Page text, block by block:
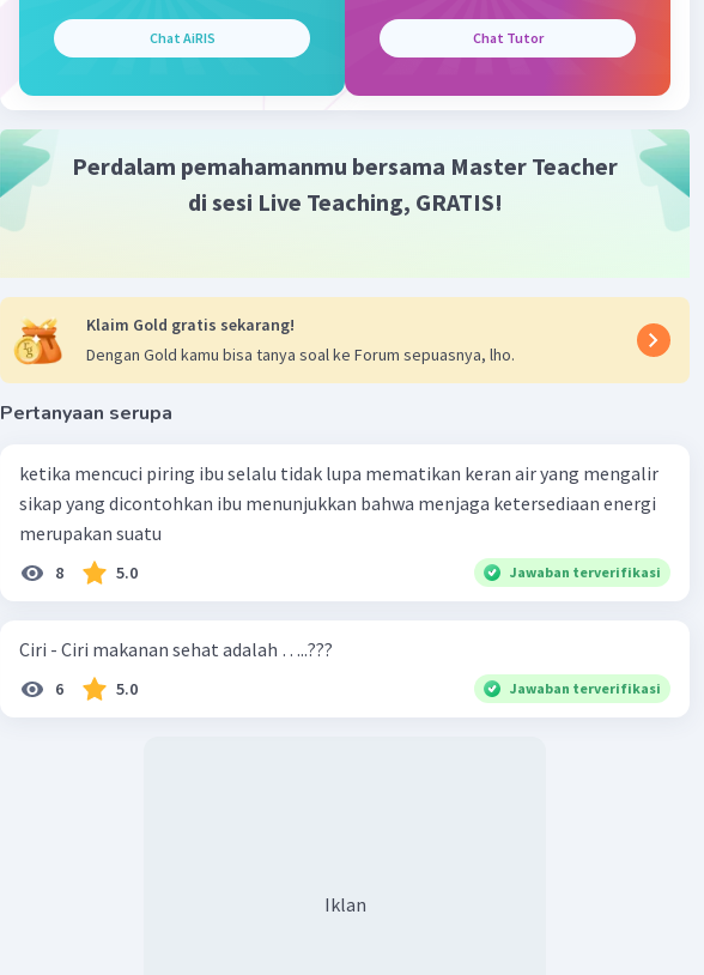
Beri Rating·0.0 Balas
Jawaban terverifikasi
Beri Rating·0.0(0)
Chat AiRIS Chat Tutor
Perdalam pemahamanmu bersama Master Teacher
di sesi Live Teaching, GRATIS!
Klaim Gold gratis sekarang!
Dengan Gold kamu bisa tanya soal ke Forum sepuasnya, lho.
Pertanyaan serupa
ketika mencuci piring ibu selalu tidak lupa mematikan keran air yang mengalir
sikap yang dicontohkan ibu menunjukkan bahwa menjaga ketersediaan energi
merupakan suatu
8 5.0 Jawaban terverifikasi
Ciri - Ciri makanan sehat adalah …..???
6 5.0 Jawaban terverifikasi
Iklan